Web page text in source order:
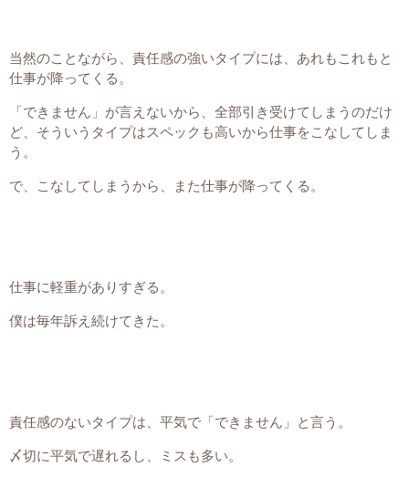
当然のことながら、責任感の強いタイプには、あれもこれもと
仕事が降ってくる。
「できません」が言えないから、全部引き受けてしまうのだけ
ど、そういうタイプはスペックも高いから仕事をこなしてしま
う。
で、こなしてしまうから、また仕事が降ってくる。
仕事に軽重がありすぎる。
僕は毎年訴え続けてきた。
責任感のないタイプは、平気で「できません」と言う。
〆切に平気で遅れるし、ミスも多い。